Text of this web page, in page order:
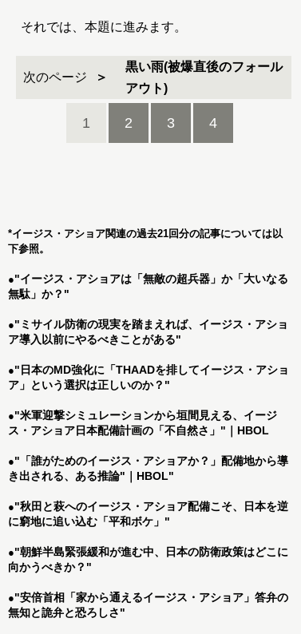
それでは、本題に進みます。
次のページ
黒い雨(被爆直後のフォール
アウト)
1 2 3 4
*イージス・アショア関連の過去21回分の記事については以
下参照。
●"イージス・アショアは「無敵の超兵器」か「大いなる
無駄」か？"
●"ミサイル防衛の現実を踏まえれば、イージス・アショ
ア導入以前にやるべきことがある"
●"日本のMD強化に「THAADを排してイージス・アショ
ア」という選択は正しいのか？"
●"米軍迎撃シミュレーションから垣間見える、イージ
ス・アショア日本配備計画の「不自然さ」"｜HBOL
●"「誰がためのイージス・アショアか？」配備地から導
き出される、ある推論"｜HBOL"
●"秋田と萩へのイージス・アショア配備こそ、日本を逆
に窮地に追い込む「平和ボケ」"
●"朝鮮半島緊張緩和が進む中、日本の防衛政策はどこに
向かうべきか？"
●"安倍首相「家から通えるイージス・アショア」答弁の
無知と詭弁と恐ろしさ"